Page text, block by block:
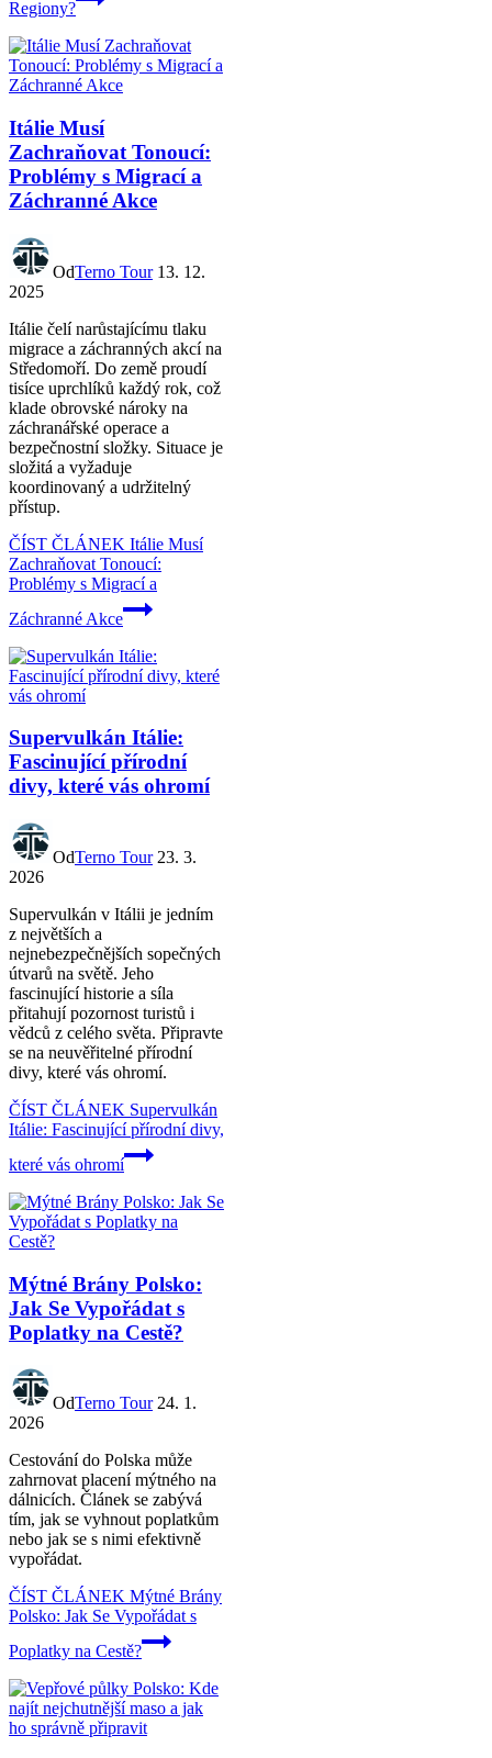
Regiony?
Itálie Musí
Zachraňovat Tonoucí:
Problémy s Migrací a
Záchranné Akce
OdTerno Tour 13. 12.
2025
Itálie čelí narůstajícímu tlaku
migrace a záchranných akcí na
Středomoří. Do země proudí
tisíce uprchlíků každý rok, což
klade obrovské nároky na
záchranářské operace a
bezpečnostní složky. Situace je
složitá a vyžaduje
koordinovaný a udržitelný
přístup.
ČÍST ČLÁNEK Itálie Musí
Zachraňovat Tonoucí:
Problémy s Migrací a
Záchranné Akce
Supervulkán Itálie:
Fascinující přírodní
divy, které vás ohromí
OdTerno Tour 23. 3.
2026
Supervulkán v Itálii je jedním
z největších a
nejnebezpečnějších sopečných
útvarů na světě. Jeho
fascinující historie a síla
přitahují pozornost turistů i
vědců z celého světa. Připravte
se na neuvěřitelné přírodní
divy, které vás ohromí.
ČÍST ČLÁNEK Supervulkán
Itálie: Fascinující přírodní divy,
které vás ohromí
Mýtné Brány Polsko:
Jak Se Vypořádat s
Poplatky na Cestě?
OdTerno Tour 24. 1.
2026
Cestování do Polska může
zahrnovat placení mýtného na
dálnicích. Článek se zabývá
tím, jak se vyhnout poplatkům
nebo jak se s nimi efektivně
vypořádat.
ČÍST ČLÁNEK Mýtné Brány
Polsko: Jak Se Vypořádat s
Poplatky na Cestě?